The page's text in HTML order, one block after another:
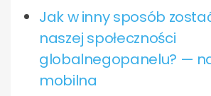
Jak w inny sposób
naszej społeczności
globalnegopanelu? —
mobilna